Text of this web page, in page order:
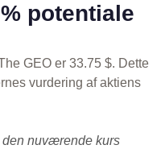
potentiale
GEO er 33.75 $. Dette
vurdering af aktiens
nuværende kurs